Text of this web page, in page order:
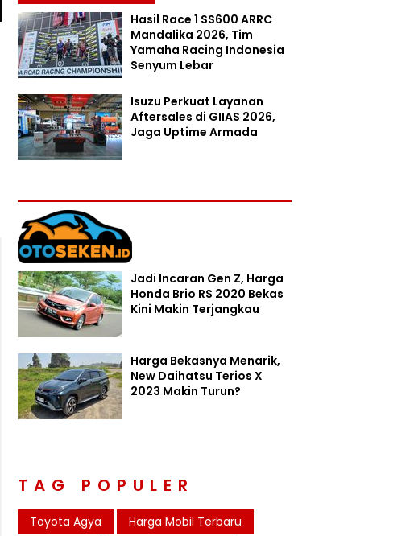
Hasil Race 1 SS600 ARRC
Mandalika 2026, Tim
Yamaha Racing Indonesia
Senyum Lebar
Isuzu Perkuat Layanan
Aftersales di GIIAS 2026,
Jaga Uptime Armada
Jadi Incaran Gen Z, Harga
Honda Brio RS 2020 Bekas
Kini Makin Terjangkau
Harga Bekasnya Menarik,
New Daihatsu Terios X
2023 Makin Turun?
TAG POPULER
Toyota Agya
Harga Mobil Terbaru